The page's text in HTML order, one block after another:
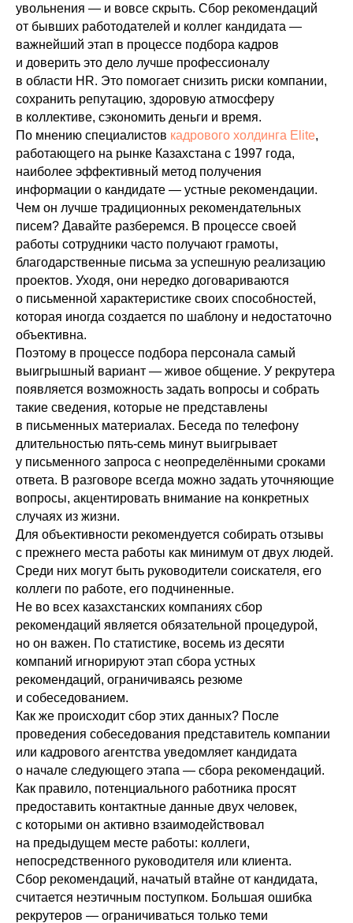
увольнения — и вовсе скрыть. Сбор рекомендаций
от бывших работодателей и коллег кандидата —
важнейший этап в процессе подбора кадров
и доверить это дело лучше профессионалу
в области HR. Это помогает снизить риски компании,
сохранить репутацию, здоровую атмосферу
в коллективе, сэкономить деньги и время.
По мнению специалистов кадрового холдинга Elite,
работающего на рынке Казахстана с 1997 года,
наиболее эффективный метод получения
информации о кандидате — устные рекомендации.
Чем он лучше традиционных рекомендательных
писем? Давайте разберемся. В процессе своей
работы сотрудники часто получают грамоты,
благодарственные письма за успешную реализацию
проектов. Уходя, они нередко договариваются
о письменной характеристике своих способностей,
которая иногда создается по шаблону и недостаточно
объективна.
Поэтому в процессе подбора персонала самый
выигрышный вариант — живое общение. У рекрутера
появляется возможность задать вопросы и собрать
такие сведения, которые не представлены
в письменных материалах. Беседа по телефону
длительностью пять-семь минут выигрывает
у письменного запроса с неопределёнными сроками
ответа. В разговоре всегда можно задать уточняющие
вопросы, акцентировать внимание на конкретных
случаях из жизни.
Для объективности рекомендуется собирать отзывы
с прежнего места работы как минимум от двух людей.
Среди них могут быть руководители соискателя, его
коллеги по работе, его подчиненные.
Не во всех казахстанских компаниях сбор
рекомендаций является обязательной процедурой,
но он важен. По статистике, восемь из десяти
компаний игнорируют этап сбора устных
рекомендаций, ограничиваясь резюме
и собеседованием.
Как же происходит сбор этих данных? После
проведения собеседования представитель компании
или кадрового агентства уведомляет кандидата
о начале следующего этапа — сбора рекомендаций.
Как правило, потенциального работника просят
предоставить контактные данные двух человек,
с которыми он активно взаимодействовал
на предыдущем месте работы: коллеги,
непосредственного руководителя или клиента.
Сбор рекомендаций, начатый втайне от кандидата,
считается неэтичным поступком. Большая ошибка
рекрутеров — ограничиваться только теми